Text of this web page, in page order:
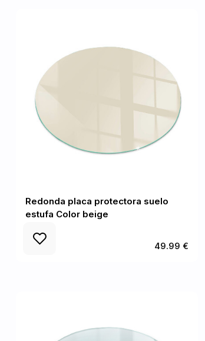
Redonda placa protectora suelo
estufa Color beige
49.99 €